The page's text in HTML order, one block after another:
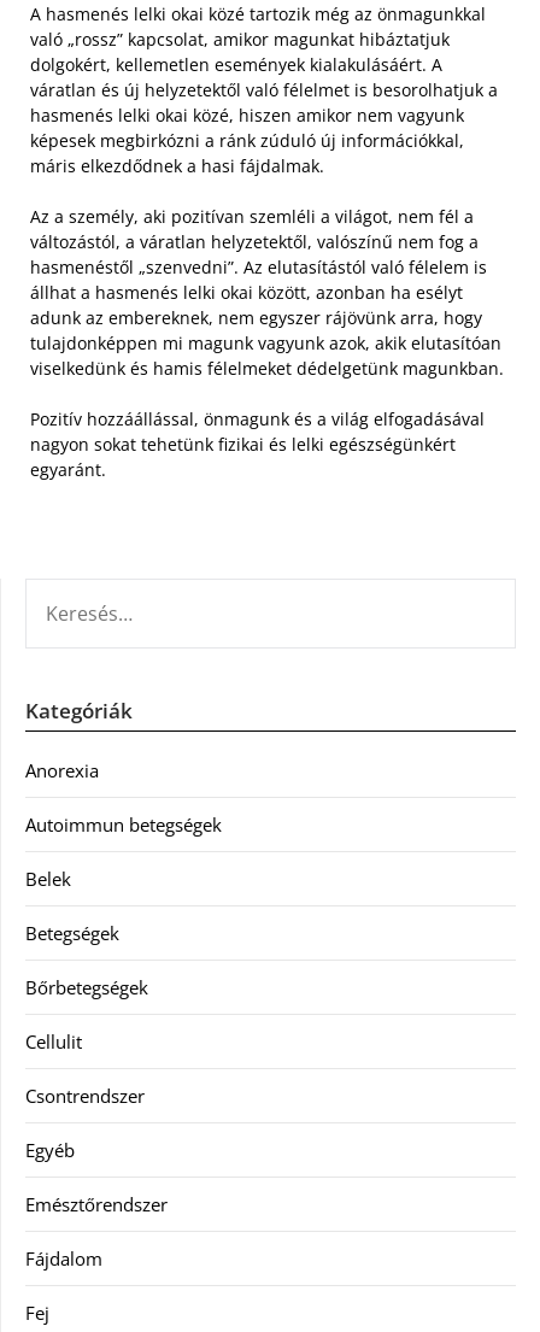
A hasmenés lelki okai közé tartozik még az önmagunkkal
való „rossz” kapcsolat, amikor magunkat hibáztatjuk
dolgokért, kellemetlen események kialakulásáért. A
váratlan és új helyzetektől való félelmet is besorolhatjuk a
hasmenés lelki okai közé, hiszen amikor nem vagyunk
képesek megbirkózni a ránk zúduló új információkkal,
máris elkezdődnek a hasi fájdalmak.
Az a személy, aki pozitívan szemléli a világot, nem fél a
változástól, a váratlan helyzetektől, valószínű nem fog a
hasmenéstől „szenvedni”. Az elutasítástól való félelem is
állhat a hasmenés lelki okai között, azonban ha esélyt
adunk az embereknek, nem egyszer rájövünk arra, hogy
tulajdonképpen mi magunk vagyunk azok, akik elutasítóan
viselkedünk és hamis félelmeket dédelgetünk magunkban.
Pozitív hozzáállással, önmagunk és a világ elfogadásával
nagyon sokat tehetünk fizikai és lelki egészségünkért
egyaránt.
Kategóriák
Anorexia
Autoimmun betegségek
Belek
Betegségek
Bőrbetegségek
Cellulit
Csontrendszer
Egyéb
Emésztőrendszer
Fájdalom
Fej